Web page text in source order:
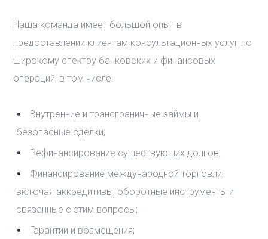
Наша команда имеет большой опыт в
предоставлении клиентам консультационных услуг по
широкому спектру банковских и финансовых
операций, в том числе:
Внутренние и трансграничные займы и
безопасные сделки;
Рефинансирование существующих долгов;
Финансирование международной торговли,
включая аккредитивы, оборотные инструменты и
связанные с этим вопросы;
Гарантии и возмещения;